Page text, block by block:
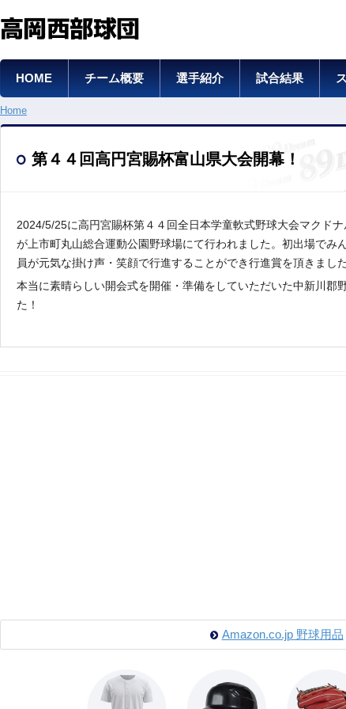
高岡西部球団
HOME チーム概要 選手紹介 試合結果
Home
第４４回高円宮賜杯富山県大会開幕！
2024/5/25に高円宮賜杯第４４回全日本学童軟式野球大会マクド
が上市町丸山総合運動公園野球場にて行われました。初出場でみ
員が元気な掛け声・笑顔で行進することができ行進賞を頂きました
本当に素晴らしい開会式を開催・準備をしていただいた中新川郡
た！
Amazon.co.jp 野球用品